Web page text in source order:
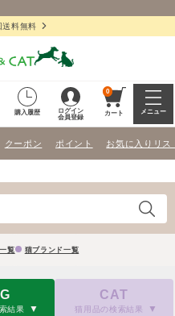
送料無料
購入履歴
ログイン
会員登録
0
カート メニュー
クーポン ポイント お気に入りリス
覧 猫ブランド一覧
結果
CAT
猫用品の検索結果